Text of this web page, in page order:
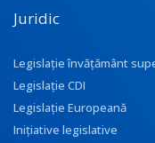
Juridic
Legislație învățământ
Legislație CDI
Legislație Europeană
Inițiative legislative